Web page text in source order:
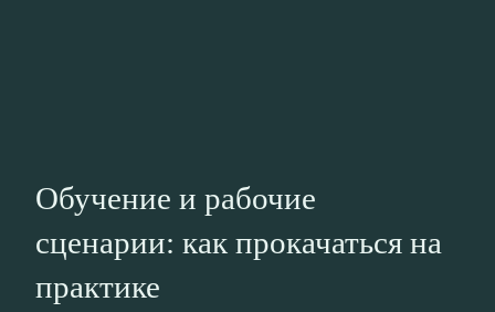
Обучение и рабочие
сценарии: как прокачаться на
практике